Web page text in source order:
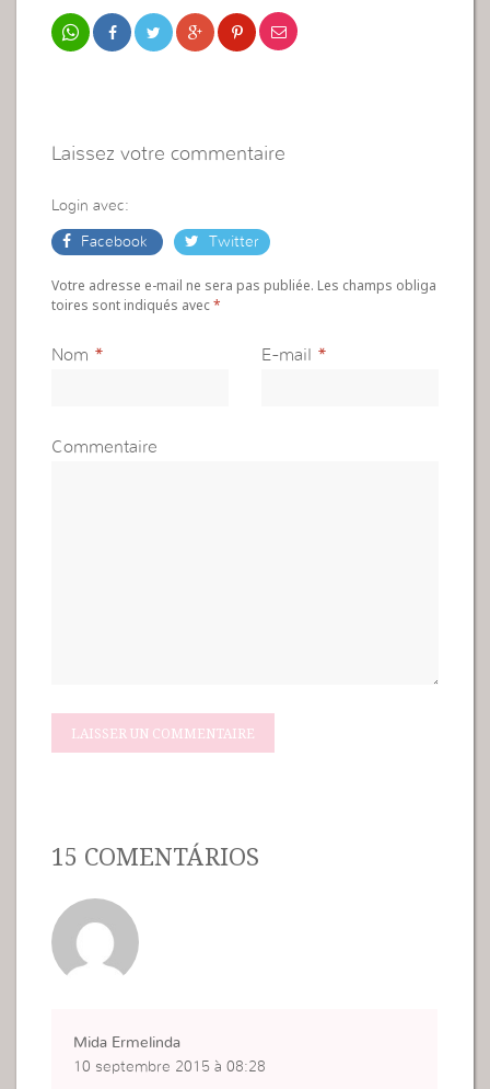
Laissez votre commentaire
Login avec:
Facebook Twitter
Votre adresse e-mail ne sera pas publiée. Les champs obliga
toires sont indiqués avec*
Nom * E-mail *
Commentaire
15 COMENTÁRIOS
Mida Ermelinda
10 septembre 2015 à 08:28